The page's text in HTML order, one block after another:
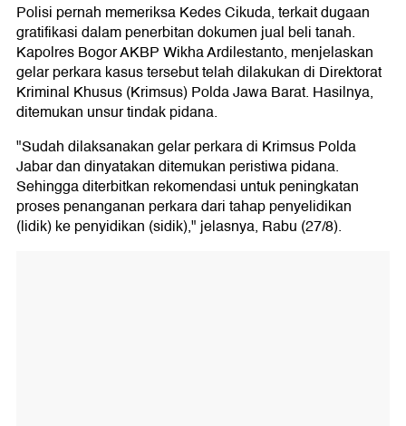
Polisi pernah memeriksa Kedes Cikuda, terkait dugaan
gratifikasi dalam penerbitan dokumen jual beli tanah.
Kapolres Bogor AKBP Wikha Ardilestanto, menjelaskan
gelar perkara kasus tersebut telah dilakukan di Direktorat
Kriminal Khusus (Krimsus) Polda Jawa Barat. Hasilnya,
ditemukan unsur tindak pidana.
"Sudah dilaksanakan gelar perkara di Krimsus Polda
Jabar dan dinyatakan ditemukan peristiwa pidana.
Sehingga diterbitkan rekomendasi untuk peningkatan
proses penanganan perkara dari tahap penyelidikan
(lidik) ke penyidikan (sidik)," jelasnya, Rabu (27/8).